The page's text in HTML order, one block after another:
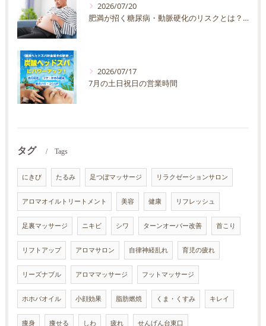
2026/07/20
肥満が招く糖尿病・動脈硬化のリスクとは？30代40代男性が今すぐ始めたい予防法を徹底解説
2026/07/17
7月の土日祝日の営業時間
タグ Tags
にきび たるみ 足つぼマッサージ リラクゼーションサロン
アロマオイルトリートメント 美容 健康 リフレッシュ
足裏マッサージ ニキビ シワ ターンオーバー改善 首こり
リフトアップ アロマサロン 自律神経乱れ 育児の疲れ
リーズナブル アロママッサージ フットマッサージ
ホホバオイル 小顔効果 脂肪燃焼 くま・くすみ キレイ
痩身 痩せる しわ 疲れ せんげん台東口